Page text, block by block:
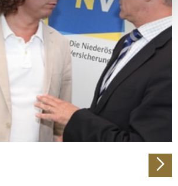
(Fingerprinting) identifizieren
darüber, wie Ihre persönlichen Daten
und legen Sie Ihre Präferenzen im
fest.
um Inhalte und Anzeigen zu
für soziale Medien anbieten
Zugriffe auf unsere Website zu
geben wir Informationen zu Ihrer
Website an unsere Partner für
Informationen möglicherweise mit
die Sie ihnen bereitgestellt